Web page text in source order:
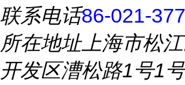
联系电话86-021-
所在地址上海市松
开发区漕松路1号1